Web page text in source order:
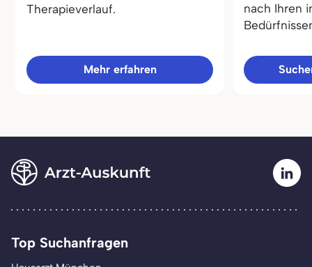
Therapieverlauf.
Mehr erfahren
nach Ihren
Top Suchanfragen